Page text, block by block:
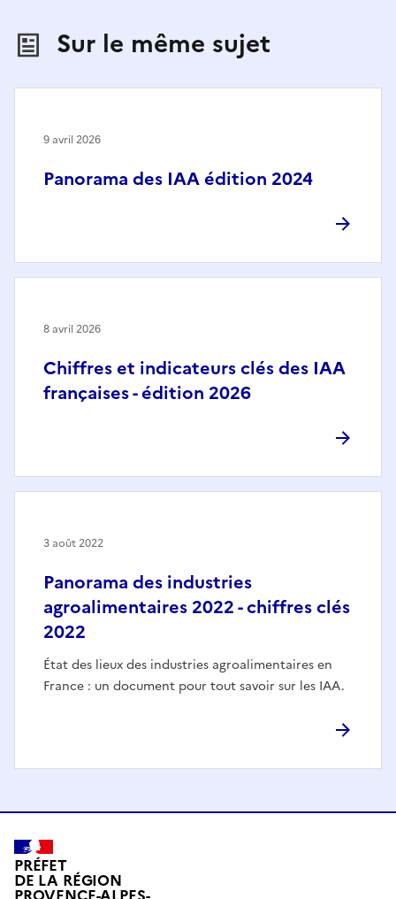
Sur le même sujet
Panorama des IAA édition 2024
9 avril 2026
Chiffres et indicateurs clés des IAA
françaises - édition 2026
8 avril 2026
Panorama des industries
agroalimentaires 2022 - chiffres clés
2022
État des lieux des industries agroalimentaires en
France : un document pour tout savoir sur les IAA.
3 août 2022
PRÉFET
DE LA RÉGION